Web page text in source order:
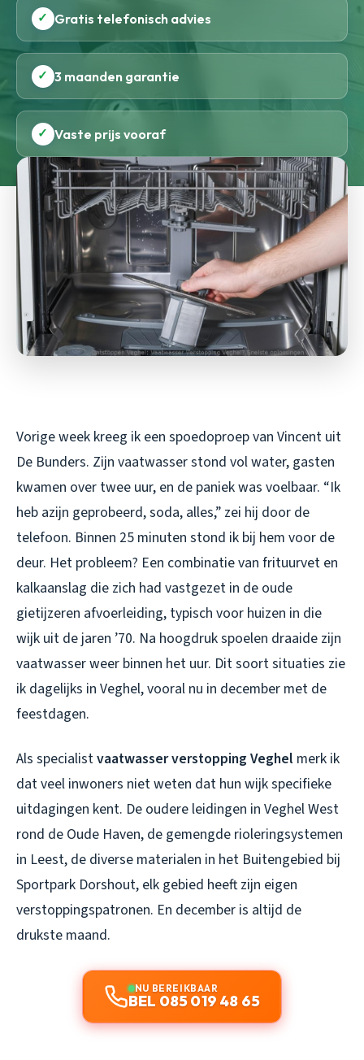
✓ Gratis telefonisch advies
✓ 3 maanden garantie
✓ Vaste prijs vooraf
Vorige week kreeg ik een spoedoproep van Vincent uit
De Bunders. Zijn vaatwasser stond vol water, gasten
kwamen over twee uur, en de paniek was voelbaar. “Ik
heb azijn geprobeerd, soda, alles,” zei hij door de
telefoon. Binnen 25 minuten stond ik bij hem voor de
deur. Het probleem? Een combinatie van frituurvet en
kalkaanslag die zich had vastgezet in de oude
gietijzeren afvoerleiding, typisch voor huizen in die
wijk uit de jaren ’70. Na hoogdruk spoelen draaide zijn
vaatwasser weer binnen het uur. Dit soort situaties zie
ik dagelijks in Veghel, vooral nu in december met de
feestdagen.
Als specialistvaatwasser verstopping Veghel merk ik
dat veel inwoners niet weten dat hun wijk specifieke
uitdagingen kent. De oudere leidingen in Veghel West
rond de Oude Haven, de gemengde rioleringsystemen
in Leest, de diverse materialen in het Buitengebied bij
Sportpark Dorshout, elk gebied heeft zijn eigen
verstoppingspatronen. En december is altijd de
drukste maand.
NU BEREIKBAAR
BEL 085 019 48 65